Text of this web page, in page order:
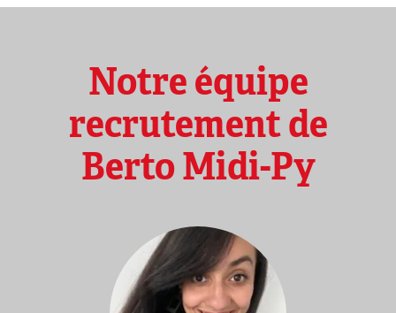
Notre équipe
recrutement de
Berto Midi-Py